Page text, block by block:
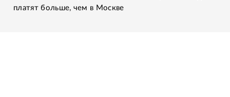
платят больше, чем в Москве